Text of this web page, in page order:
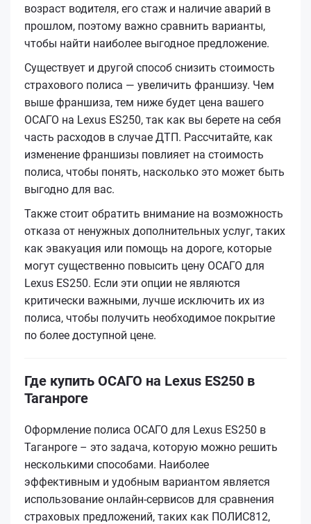
возраст водителя, его стаж и наличие аварий в
прошлом, поэтому важно сравнить варианты,
чтобы найти наиболее выгодное предложение.
Существует и другой способ снизить стоимость
страхового полиса — увеличить франшизу. Чем
выше франшиза, тем ниже будет цена вашего
ОСАГО на Lexus ES250, так как вы берете на себя
часть расходов в случае ДТП. Рассчитайте, как
изменение франшизы повлияет на стоимость
полиса, чтобы понять, насколько это может быть
выгодно для вас.
Также стоит обратить внимание на возможность
отказа от ненужных дополнительных услуг, таких
как эвакуация или помощь на дороге, которые
могут существенно повысить цену ОСАГО для
Lexus ES250. Если эти опции не являются
критически важными, лучше исключить их из
полиса, чтобы получить необходимое покрытие
по более доступной цене.
Где купить ОСАГО на Lexus ES250 в
Таганроге
Оформление полиса ОСАГО для Lexus ES250 в
Таганроге – это задача, которую можно решить
несколькими способами. Наиболее
эффективным и удобным вариантом является
использование онлайн-сервисов для сравнения
страховых предложений, таких как ПОЛИС812,